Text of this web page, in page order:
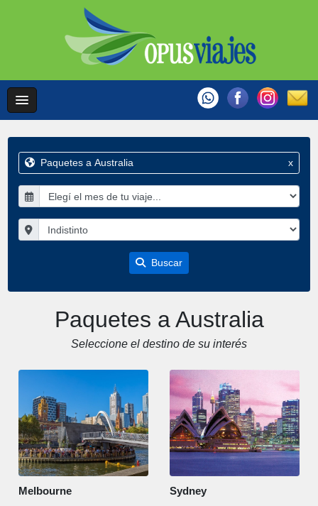
Paquetes a Australia x
Buscar
Paquetes a Australia
Seleccione el destino de su interés
Melbourne Sydney